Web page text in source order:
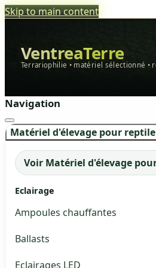
Skip to main content
VentreaTerre
Terrariophilie • matériel sélectionné •
Navigation
Matériel d'élevage pour reptile
Voir Matériel d'élevage
Eclairage
Ampoules chauffantes
Ballasts
Eclairages LED